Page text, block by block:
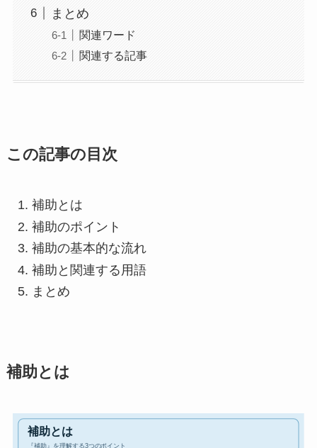
まとめ
関連ワード
関連する記事
この記事の目次
補助とは
補助のポイント
補助の基本的な流れ
補助と関連する用語
まとめ
補助とは